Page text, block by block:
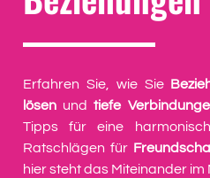
Erfahren Sie, wie Sie
lösen undtiefe
Tipps für eine
Ratschlägen für
hier steht das Miteinander im